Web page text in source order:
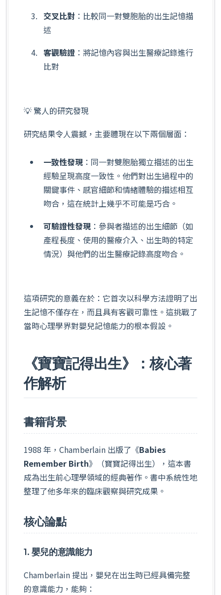
交叉比對 ：比較同一對雙胞胎的出生記憶描
述
客觀驗證 ：將記憶內容與出生醫療記錄進行
比對
💡 驚人的研究發現
研究結果令人震撼，主要體現在以下兩個層面：
一致性發現 ：同一對雙胞胎獨立描述的出生
經驗呈現高度一致性。他們對出生過程中的
關鍵事件、感官細節和情緒體驗的描述相互
吻合，這在統計上幾乎不可能是巧合。
可驗證性發現 ：參與者描述的出生細節（如
產程長度、使用的醫療介入、出生時的特定
情況）與他們的出生醫療記錄高度吻合。
這項研究的意義在於：它首次以科學方法證明了出
生記憶不僅存在，而且具有客觀可靠性。這挑戰了
當時心理學界對嬰兒記憶能力的根本假設。
《寶寶記得出生》：核心著
作解析
書籍背景
1988 年，Chamberlain 出版了《Babies
Remember Birth》（寶寶記得出生），這本書
成為出生前心理學領域的經典著作。書中系統性地
整理了他多年來的臨床觀察與研究成果。
核心論點
1. 嬰兒的意識能力
Chamberlain 提出，嬰兒在出生時已經具備完整
的意識能力，能夠：